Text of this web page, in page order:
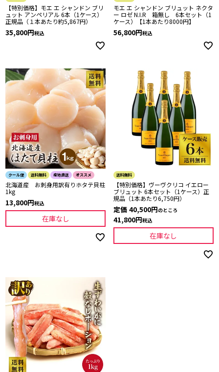
【特別価格】モエ エ シャンドン ブリ
ュット アンペリアル 6本（1ケース）
正規品（１本あたり約5,867円）
35,800 税込
モエ エ シャンドン ブリュット ネクタ
ー ロゼ N.I.R 箱無し 6本セット（1
ケース）【1本あたり8000円】
56,800 税込
クール便 送料無料 産地直送 オススメ
北海道産 お刺身用訳有りホタテ貝柱
1kg
13,800 税込
在庫なし
送料無料
【特別価格】ヴーヴクリコ イエロー
ブリュット 6本セット（1ケース）正
規品（1本あたり6,750円）
定価 40,500 のところ
41,800 税込
在庫なし